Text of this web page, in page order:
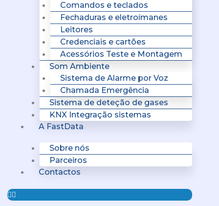
Comandos e teclados
Fechaduras e eletroímanes
Leitores
Credenciais e cartões
Acessórios Teste e Montagem
Som Ambiente
Sistema de Alarme por Voz
Chamada Emergência
Sistema de deteção de gases
KNX Integração sistemas
A FastData
Sobre nós
Parceiros
Contactos